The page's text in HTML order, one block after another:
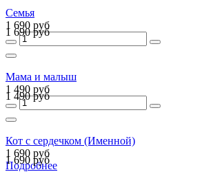
Семья
1 690 руб
1 690 руб
Мама и малыш
1 490 руб
1 490 руб
Кот с сердечком (Именной)
1 690 руб
1 690 руб
Подробнее